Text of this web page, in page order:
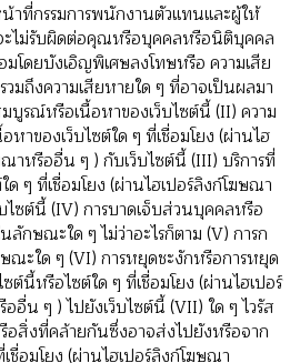
าที่กรรมการพนักงานตัวแทนและผู้ให้
ไม่รับผิดต่อคุณหรือบุคคลหรือนิติบุคคล
โดยบังเอิญพิเศษลงโทษหรือ ความเสีย
มถึงความเสียหายใด ๆ ที่อาจเป็นผลมา
บูรณ์หรือเนื้อหาของเว็บไซต์นี้ (II) ความ
าของเว็บไซต์ใด ๆ ที่เชื่อมโยง (ผ่านไฮ
าหรืออื่น ๆ ) กับเว็บไซต์นี้ (III) บริการที่
ๆ ที่เชื่อมโยง (ผ่านไฮเปอร์ลิงก์โฆษณา
ซต์นี้ (IV) การบาดเจ็บส่วนบุคคลหรือ
กษณะใด ๆ ไม่ว่าอะไรก็ตาม (V) การก
ะใด ๆ (VI) การหยุดชะงักหรือการหยุด
ต์นี้หรือไซต์ใด ๆ ที่เชื่อมโยง (ผ่านไฮเปอร์
อื่น ๆ ) ไปยังเว็บไซต์นี้ (VII) ใด ๆ ไวรัส
อสิ่งที่คล้ายกันซึ่งอาจส่งไปยังหรือจาก
ชื่อมโยง (ผ่านไฮเปอร์ลิงก์โฆษณา